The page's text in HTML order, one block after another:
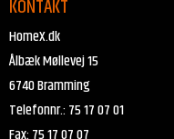
KONTAKT
HomeX.dk
Ålbæk Møllevej 15
6740 Bramming
Telefonnr.: 75 17 07 01